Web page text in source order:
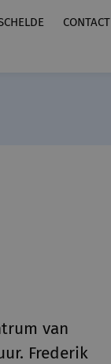
CONTACT
van
Frederik